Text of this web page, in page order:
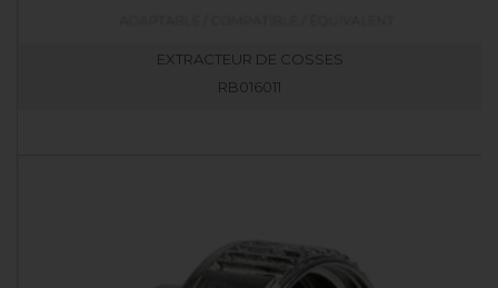
EXTRACTEUR DE COSSES
RB016011